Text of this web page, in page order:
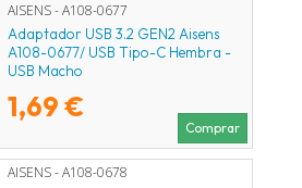
AISENS - A108-0677
Adaptador USB 3.2 GEN2 Aisens
A108-0677/ USB Tipo-C Hembra -
USB Macho
1,69 €
Comprar
AISENS - A108-0678